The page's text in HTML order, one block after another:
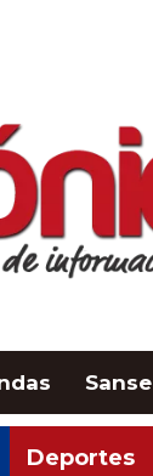
Sanse
Deportes